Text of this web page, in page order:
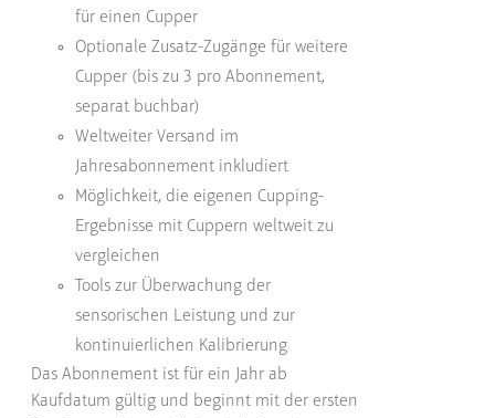
für einen Cupper
Optionale Zusatz-Zugänge für weitere
Cupper (bis zu 3 pro Abonnement,
separat buchbar)
Weltweiter Versand im
Jahresabonnement inkludiert
Möglichkeit, die eigenen Cupping-
Ergebnisse mit Cuppern weltweit zu
vergleichen
Tools zur Überwachung der
sensorischen Leistung und zur
kontinuierlichen Kalibrierung
Das Abonnement ist für ein Jahr ab
Kaufdatum gültig und beginnt mit der ersten